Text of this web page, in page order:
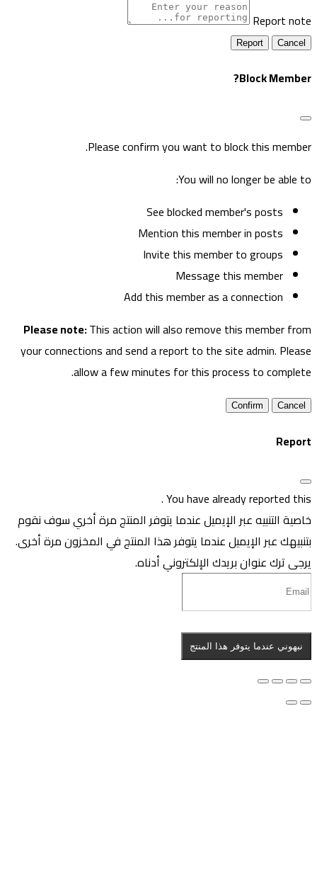
Report
Report
Block
Please confirm you want to block this
You will no longer be able
See blocked member's posts
Mention this member in posts
Invite this member to groups
Message this member
Add this member as a connection
Please note:This action will also remove this member
your connections and send a report to the site admin.
allow a few minutes for this process to
Confirm
You have already reported
.
التنبيه عبر الإيميل عندما يتوفر المنتج مرة أخريسوف نقوم
عبر الإيميل عندما يتوفر هذا المنتج في المخزون مرة أخرى.
ترك عنوان بريدك الإلكتروني أدناه.
نبهوني عندما يتوفر هذا المنتج